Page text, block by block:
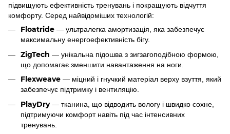
підвищують ефективність тренувань і покращують відчуття
комфорту. Серед найвідоміших технологій:
Floatride — ультралегка амортизація, яка забезпечує
максимальну енергоефективність бігу.
ZigTech — унікальна підошва з зигзагоподібною формою,
що допомагає зменшити навантаження на ноги.
Flexweave — міцний і гнучкий матеріал верху взуття, який
забезпечує підтримку і вентиляцію.
PlayDry— тканина, що відводить вологу і швидко сохне,
підтримуючи комфорт навіть під час інтенсивних
тренувань.